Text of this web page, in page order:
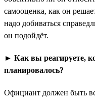
самооценка, как он
надо добиваться
он подойдёт.
► Как вы реагируете,
планировалось?
Официант должен быть